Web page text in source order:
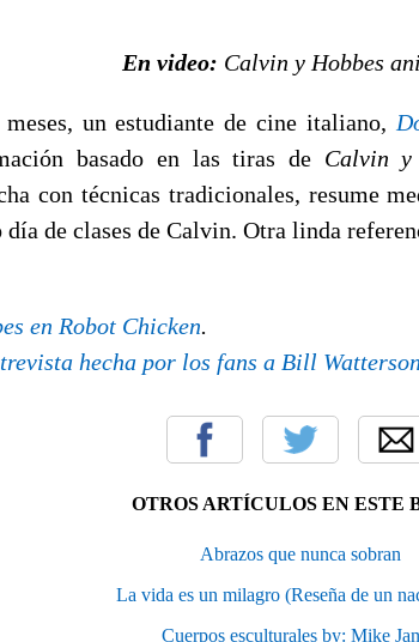
En video: Calvin y Hobbes
meses, un estudiante de cine italiano,
basado en las tiras de Calvin y
con técnicas tradicionales, resume
día de clases de Calvin. Otra linda
en Robot Chicken.
hecha por los fans a Bill
OTROS ARTÍCULOS EN ESTE
Abrazos que nunca sobran
La vida es un milagro (Reseña de un
Cuerpos esculturales by: Mike